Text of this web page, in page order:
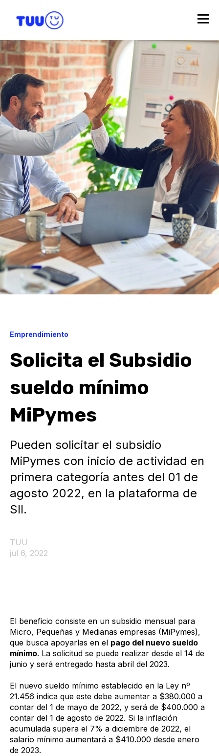
Emprendimiento
Solicita el Subsidio
sueldo mínimo
MiPymes
Pueden solicitar el subsidio
MiPymes con inicio de actividad en
primera categoría antes del 01 de
agosto 2022, en la plataforma de
SII.
TUU
jul 6, 2022
El beneficio consiste en un subsidio mensual para
Micro, Pequeñas y Medianas empresas (MiPymes),
que busca apoyarlas en el pago del nuevo sueldo
mínimo. La solicitud se puede realizar desde el 14 de
junio y será entregado hasta abril del 2023.
El nuevo sueldo mínimo establecido en la Ley nº
21.456 indica que este debe aumentar a $380.000 a
contar del 1 de mayo de 2022, y será de $400.000 a
contar del 1 de agosto de 2022. Si la inflación
acumulada supera el 7% a diciembre de 2022, el
salario mínimo aumentará a $410.000 desde enero
de 2023.